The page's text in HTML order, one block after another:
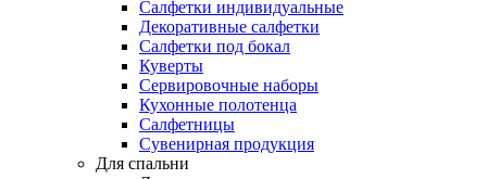
Салфетки индивидуальные
Декоративные салфетки
Салфетки под бокал
Куверты
Сервировочные наборы
Кухонные полотенца
Салфетницы
Сувенирная продукция
Для спальни